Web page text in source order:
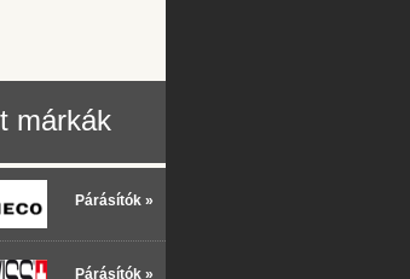
márkák
Párásítók »
Párásítók »